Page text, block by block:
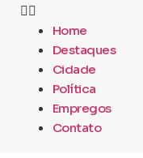
Home
Destaques
Cidade
Política
Empregos
Contato